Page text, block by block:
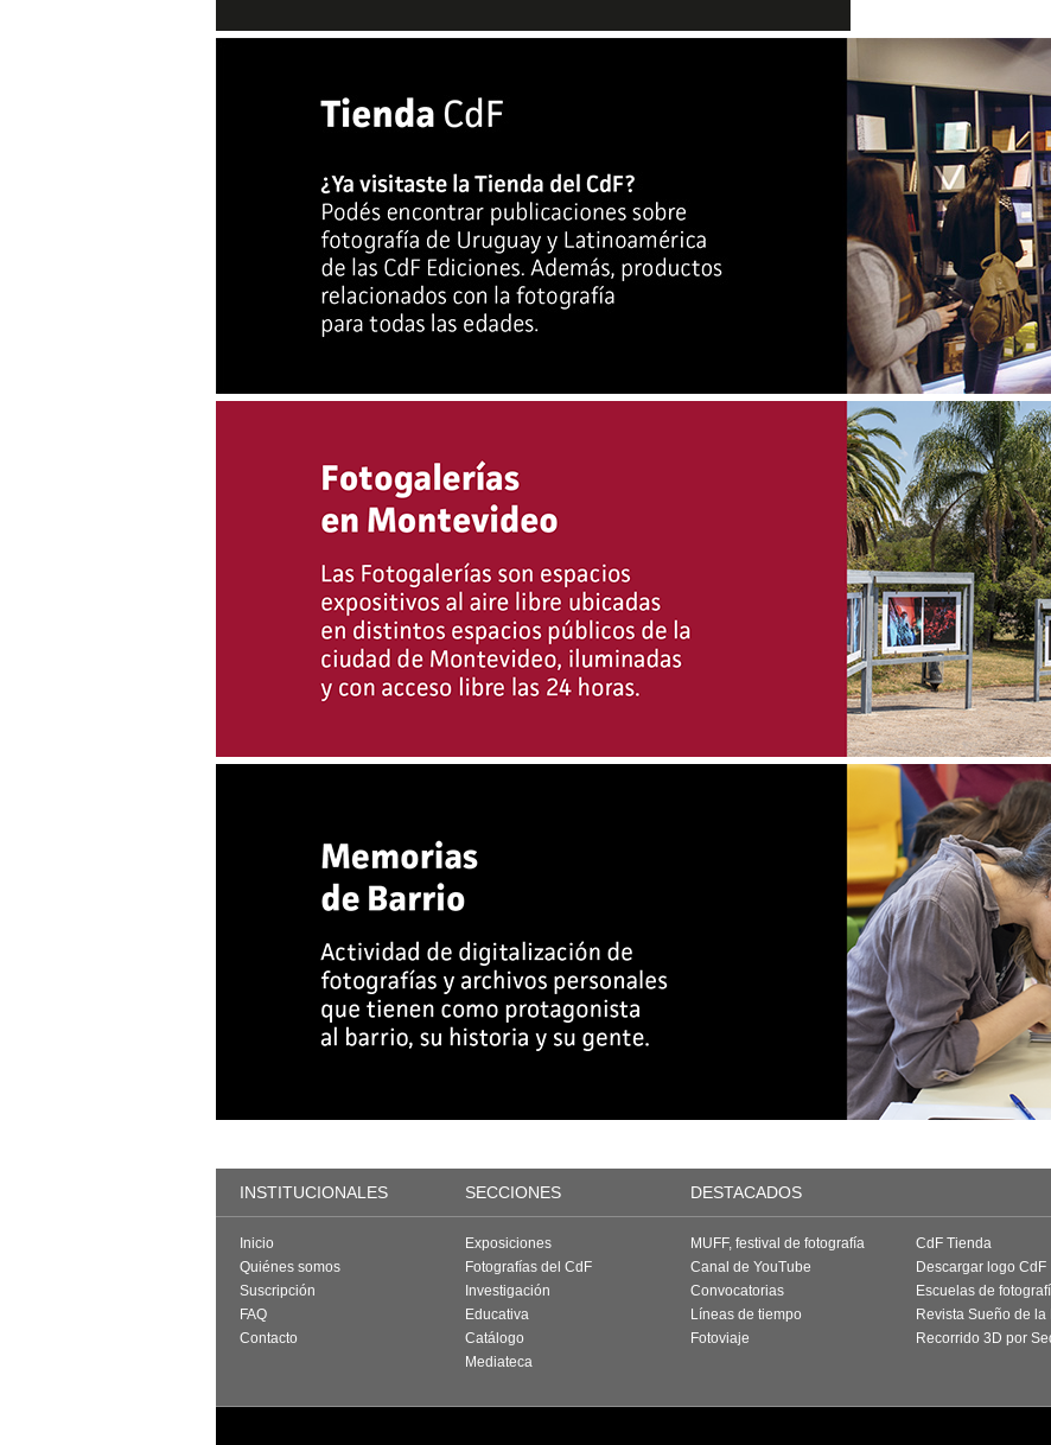
INSTITUCIONALES SECCIONES DESTACADOS
Inicio
Quiénes somos
Suscripción
FAQ
Contacto
Exposiciones
Fotografías del CdF
Investigación
Educativa
Catálogo
Mediateca
MUFF, festival de fotografía
Canal de YouTube
Convocatorias
Líneas de tiempo
Fotoviaje
CdF Tienda
Descargar logo CdF
Escuelas de
Revista Sueño de la
Recorrido 3D por